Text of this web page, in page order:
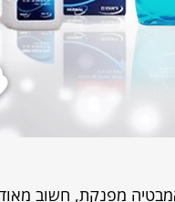
מפנקת, חשוב